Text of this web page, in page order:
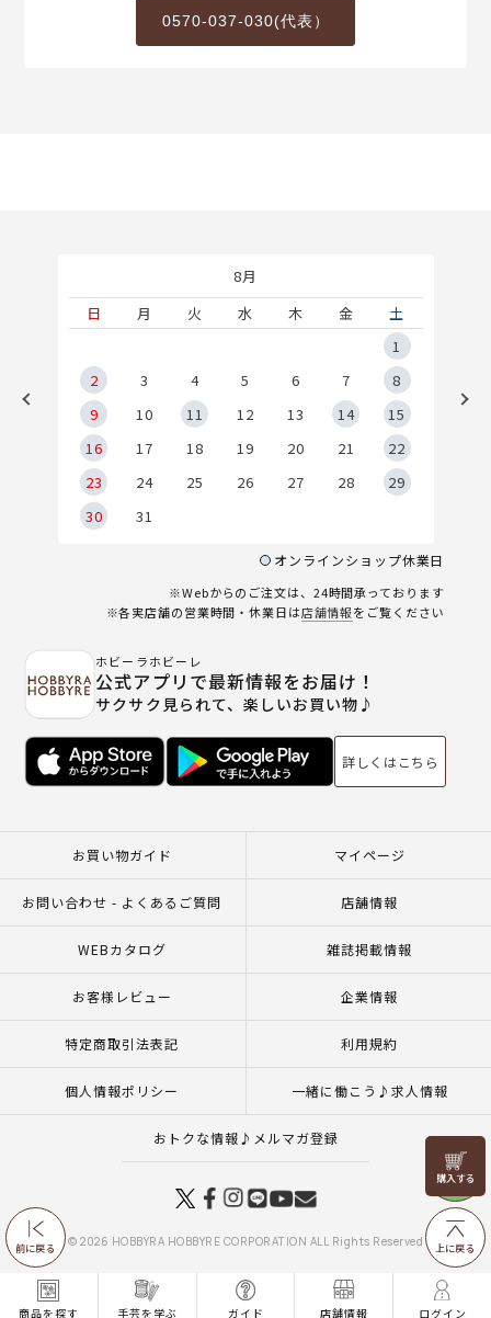
商品を探す 手芸を学ぶ ガイド 店舗情報 ログイン
前に戻る
リリヤン
フェア
上に戻る
0570-037-030(代表）
8月
日
月 火 水 木 金
土
1
2
3 4 5 6 7
8
9
10 11 12 13 14
15
16
17 18 19 20 21
22
23
24 25 26 27 28
29
30
31
オンラインショップ休業日
※Webからのご注文は、24時間承っております
※各実店舗の営業時間・休業日は店舗情報をご覧ください
ホビーラホビーレ
公式アプリで最新情報をお届け！
サクサク見られて、楽しいお買い物♪
詳しくはこちら
お買い物ガイド マイページ
お問い合わせ - よくあるご質問 店舗情報
WEBカタログ 雑誌掲載情報
お客様レビュー 企業情報
特定商取引法表記 利用規約
個人情報ポリシー 一緒に働こう♪求人情報
おトクな情報♪メルマガ登録
© 2026 HOBBYRA HOBBYRE CORPORATION ALL Rights Reserved